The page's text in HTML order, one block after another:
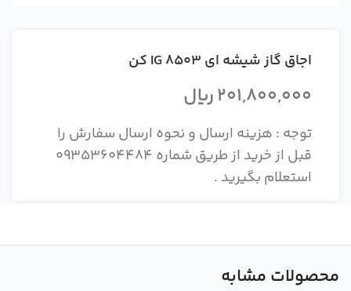
اجاق گاز شیشه ای IG 8503 کن
201,800,000ریال
توجه : هزینه ارسال و نحوه ارسال سفارش را
قبل از خرید از طریق شماره 09353604484
استعلام بگیرید .
محصولات مشابه